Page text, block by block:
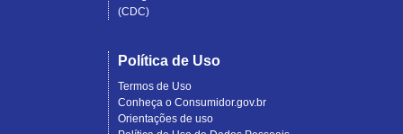
(CDC)
Política de Uso
Termos de Uso
Conheça o Consumidor.gov.br
Orientações de uso